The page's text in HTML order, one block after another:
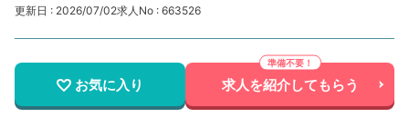
更新日 : 2026/07/02求人No : 663526
お気に入り 求人を紹介してもらう